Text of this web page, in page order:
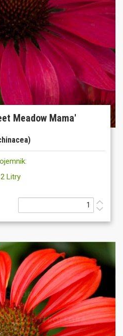
Meadow Mama'
2 Litry